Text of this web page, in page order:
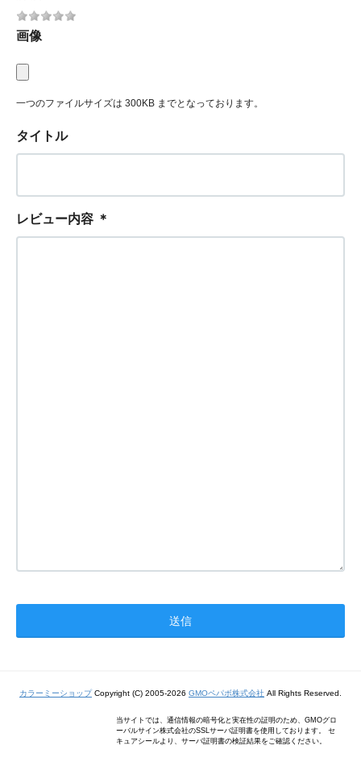
画像
一つのファイルサイズは 300KB までとなっております。
タイトル
レビュー内容 ＊
カラーミーショップCopyright (C) 2005-2026 GMOペパボ株式会社 All Rights Reserved.
当サイトでは、通信情報の暗号化と実在性の証明のため、GMOグロ
ーバルサイン株式会社のSSLサーバ証明書を使用しております。 セ
キュアシールより、サーバ証明書の検証結果をご確認ください。